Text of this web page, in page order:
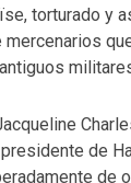
torturado y
mercenarios
de
de